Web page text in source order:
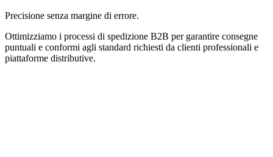
Precisione senza margine di errore.
Ottimizziamo i processi di spedizione B2B per garantire consegne
puntuali e conformi agli standard richiesti da clienti professionali e
piattaforme distributive.